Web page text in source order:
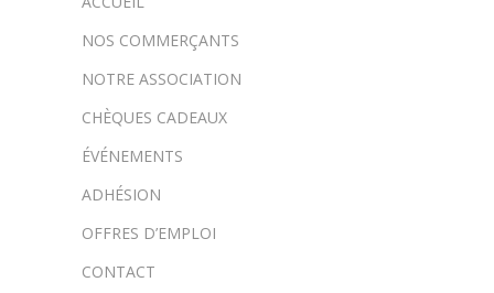
NOS COMMERÇANTS
NOTRE ASSOCIATION
CHÈQUES CADEAUX
ÉVÉNEMENTS
ADHÉSION
OFFRES D’EMPLOI
CONTACT